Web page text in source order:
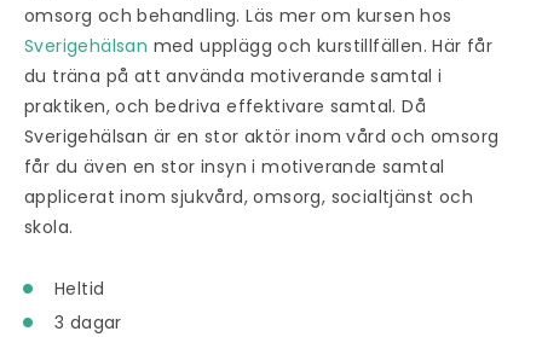
omsorg och behandling. Läs mer om kursen hos
Sverigehälsan med upplägg och kurstillfällen. Här får
du träna på att använda motiverande samtal i
praktiken, och bedriva effektivare samtal. Då
Sverigehälsan är en stor aktör inom vård och omsorg
får du även en stor insyn i motiverande samtal
applicerat inom sjukvård, omsorg, socialtjänst och
skola.
Heltid
3 dagar